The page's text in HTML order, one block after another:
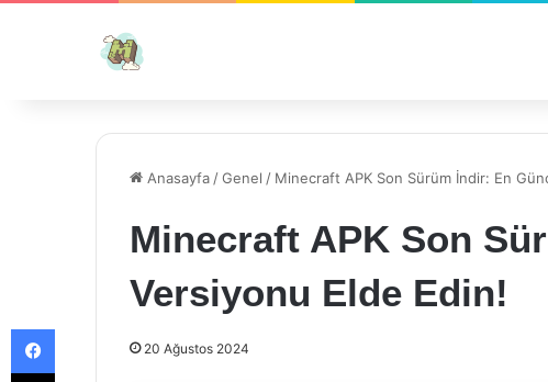
Anasayfa /Genel / Minecraft APK Son Sürüm İndir: En
Minecraft APK Son
Versiyonu Elde Edin!
20 Ağustos 2024
Facebook
X